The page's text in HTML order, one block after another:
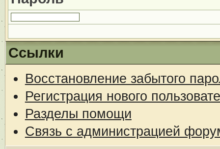
Ссылки
Восстановление забытого
Регистрация нового
Разделы помощи
Связь с администрацией